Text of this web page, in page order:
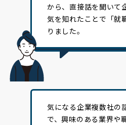
から、直接話を聞いて
気を知れたことで「就
りました。
気になる企業複数社の
で、興味のある業界や